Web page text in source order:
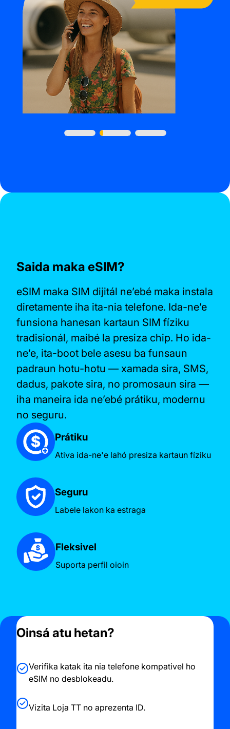
Saida maka eSIM?
eSIM maka SIM dijitál ne’ebé maka instala
diretamente iha ita-nia telefone. Ida-ne’e
funsiona hanesan kartaun SIM fíziku
tradisionál, maibé la presiza chip. Ho ida-
ne’e, ita-boot bele asesu ba funsaun
padraun hotu-hotu — xamada sira, SMS,
dadus, pakote sira, no promosaun sira —
iha maneira ida ne’ebé prátiku, modernu
no seguru.
Prátiku
Ativa ida-ne'e lahó presiza kartaun fíziku
Seguru
Labele lakon ka estraga
Fleksivel
Suporta perfil oioin
Oinsá atu hetan?
Verifika katak ita nia telefone kompativel ho
eSIM no desblokeadu.
Vizita Loja TT no aprezenta ID.